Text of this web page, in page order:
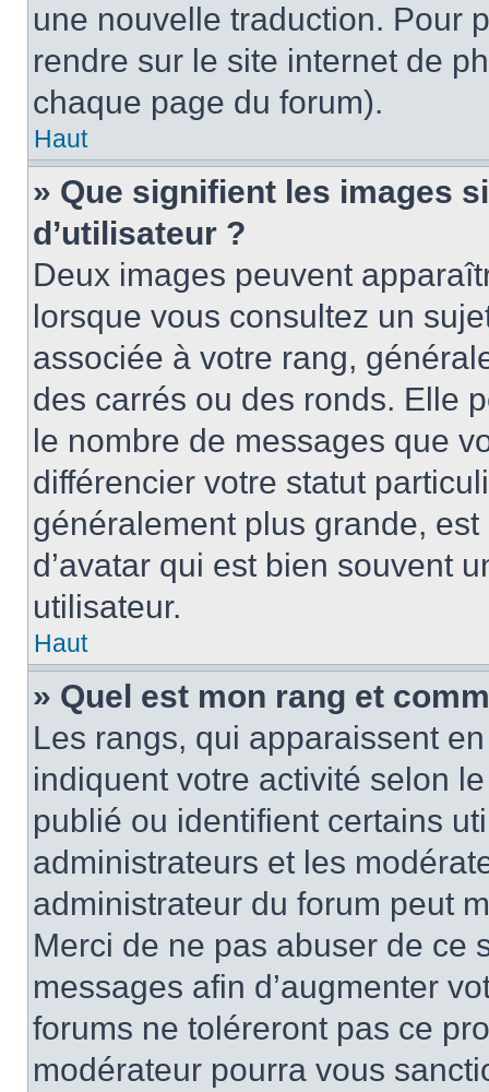
une nouvelle traduction. Pour
rendre sur le site internet de
chaque page du forum).
Haut
» Que signifient les images
d’utilisateur ?
Deux images peuvent
lorsque vous consultez un
associée à votre rang,
des carrés ou des ronds. Elle
le nombre de messages que
différencier votre statut
généralement plus grande,
d’avatar qui est bien souvent
utilisateur.
Haut
» Quel est mon rang et
Les rangs, qui apparaissent
indiquent votre activité selon
publié ou identifient certains
administrateurs et les
administrateur du forum peut
Merci de ne pas abuser de ce
messages afin d’augmenter
forums ne toléreront pas ce
modérateur pourra vous